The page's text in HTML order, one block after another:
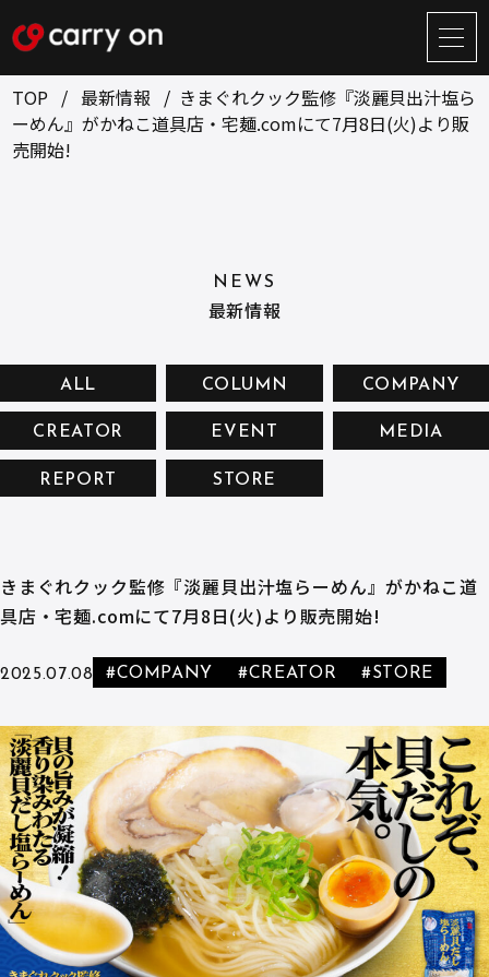
サ
イ
ト
メ
ニ
BUSINESS
お問い合せ
プライバシーポリシー
TOP 最新情報
きまぐれクック監修『淡麗貝出汁塩ら
ーめん』がかねこ道具店・宅麺.comにて7月8日(火)より販
売開始!
NEWS
最新情報
ALL COLUMN COMPANY
CREATOR EVENT MEDIA
REPORT STORE
きまぐれクック監修『淡麗貝出汁塩らーめん』がかねこ道
具店・宅麺.comにて7月8日(火)より販売開始!
2025.07.08 #COMPANY #CREATOR #STORE